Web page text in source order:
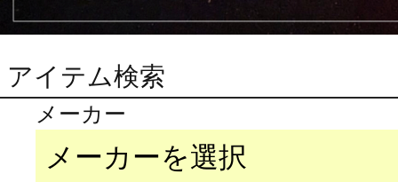
アイテム検索
メーカー